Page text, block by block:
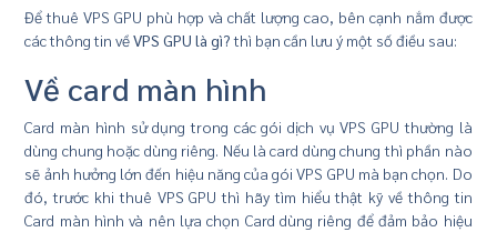
Để thuê VPS GPU phù hợp và chất lượng cao, bên cạnh nắm được
các thông tin vềVPS GPU là gì?thì bạn cần lưu ý một số điều sau:
Về card màn hình
Card màn hình sử dụng trong các gói dịch vụ VPS GPU thường là
dùng chung hoặc dùng riêng. Nếu là card dùng chung thì phần nào
sẽ ảnh hưởng lớn đến hiệu năng của gói VPS GPU mà bạn chọn. Do
đó, trước khi thuê VPS GPU thì hãy tìm hiểu thật kỹ về thông tin
Card màn hình và nên lựa chọn Card dùng riêng để đảm bảo hiệu